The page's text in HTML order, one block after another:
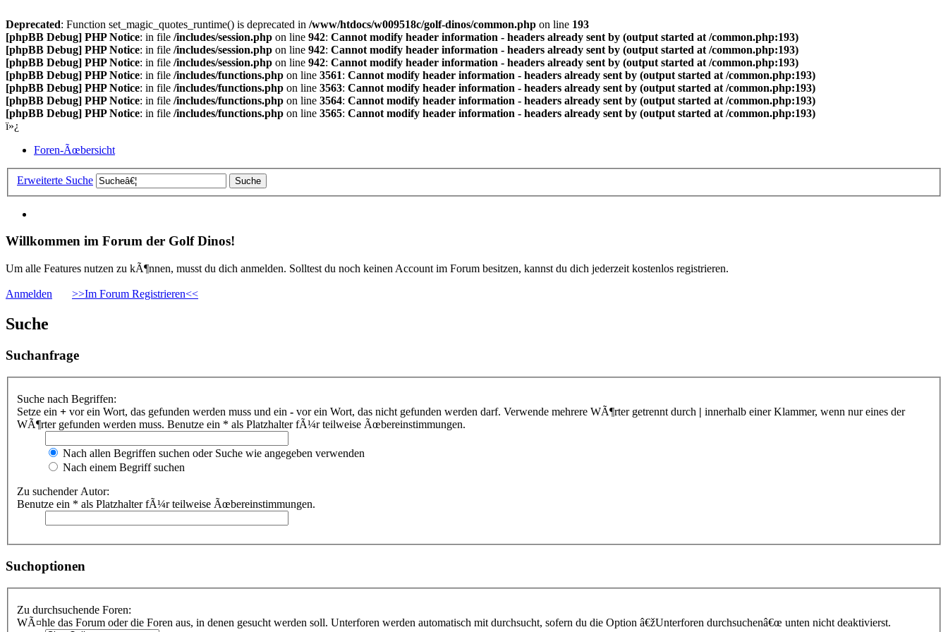
Deprecated: Function set_magic_quotes_runtime() is deprecated in /www/htdocs/w009518c/golf-dinos/common.php on line 193
[phpBB Debug] PHP Notice: in file /includes/session.php on line 942: Cannot modify header information - headers already sent by (output started at /common.php:193)
[phpBB Debug] PHP Notice: in file /includes/session.php on line 942: Cannot modify header information - headers already sent by (output started at /common.php:193)
[phpBB Debug] PHP Notice: in file /includes/session.php on line 942: Cannot modify header information - headers already sent by (output started at /common.php:193)
[phpBB Debug] PHP Notice: in file /includes/functions.php on line 3561: Cannot modify header information - headers already sent by (output started at /common.php:193)
[phpBB Debug] PHP Notice: in file /includes/functions.php on line 3563: Cannot modify header information - headers already sent by (output started at /common.php:193)
[phpBB Debug] PHP Notice: in file /includes/functions.php on line 3564: Cannot modify header information - headers already sent by (output started at /common.php:193)
[phpBB Debug] PHP Notice: in file /includes/functions.php on line 3565: Cannot modify header information - headers already sent by (output started at /common.php:193)
ï»¿
Foren-Ãœbersicht
Erweiterte Suche
Willkommen im Forum der Golf Dinos!
Um alle Features nutzen zu kÃ¶nnen, musst du dich anmelden. Solltest du noch keinen Account im Forum besitzen, kannst du dich jederzeit kostenlos registrieren.
Anmelden >>Im Forum Registrieren<<
Suche
Suchanfrage
Suche nach Begriffen:
Setze ein + vor ein Wort, das gefunden werden muss und ein - vor ein Wort, das nicht gefunden werden darf. Verwende mehrere WÃ¶rter getrennt durch | innerhalb einer Klammer, wenn nur eines der
WÃ¶rter gefunden werden muss. Benutze ein * als Platzhalter fÃ¼r teilweise Ãœbereinstimmungen.
Nach allen Begriffen suchen oder Suche wie angegeben verwenden
Nach einem Begriff suchen
Zu suchender Autor:
Benutze ein * als Platzhalter fÃ¼r teilweise Ãœbereinstimmungen.
Suchoptionen
Zu durchsuchende Foren:
WÃ¤hle das Forum oder die Foren aus, in denen gesucht werden soll. Unterforen werden automatisch mit durchsucht, sofern du die Option â€žUnterforen durchsuchenâ€œ unten nicht deaktivierst.